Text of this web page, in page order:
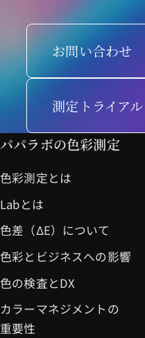
お問い合わせ
測定トライアル
パパラボの色彩測定
色彩測定とは
Labとは
色差（ΔE）について
色彩とビジネスへの影響
色の検査とDX
カラーマネジメントの
重要性